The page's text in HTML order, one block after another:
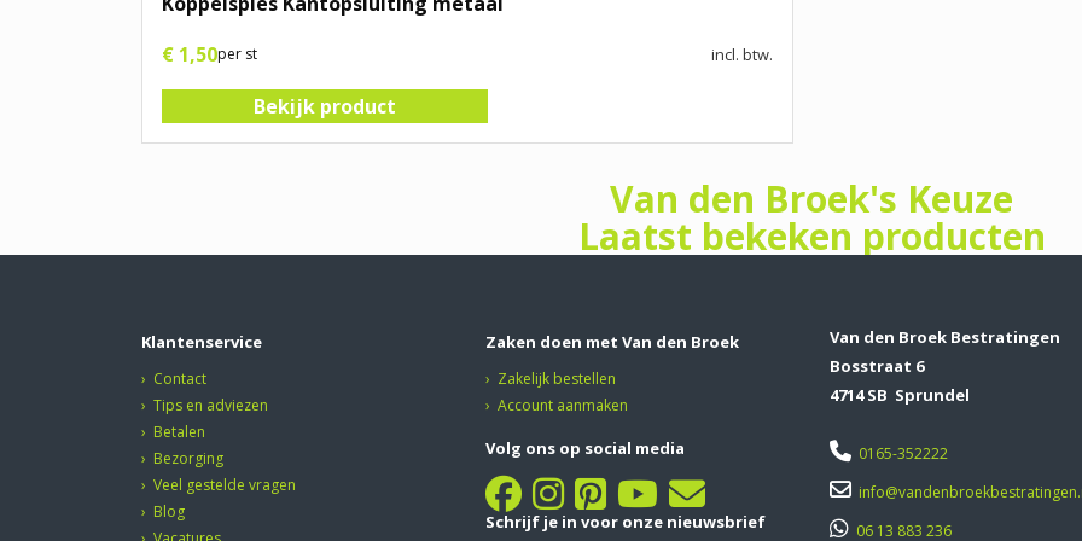
€ 1,50 incl. btw.
per st
Bekijk product
Van den Broek's Keuze
Laatst bekeken producten
Klantenservice
Contact
Tips en adviezen
Betalen
Bezorging
Veel gestelde vragen
Blog
Zaken doen met Van den Broek
Zakelijk bestellen
Account aanmaken
Volg ons op social media
Schrijf je in voor onze nieuwsbrief
Van den Broek Bestratingen
Bosstraat 6
4714 SB Sprundel
0165-352222
06 13 883 236